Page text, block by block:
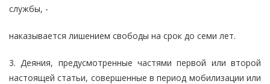
службы, -
наказывается лишением свободы на срок до семи лет.
3. Деяния, предусмотренные частями первой или второй
настоящей статьи, совершенные в период мобилизации или